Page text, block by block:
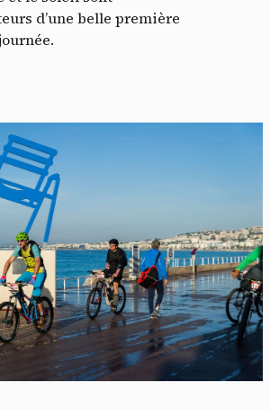
d’une belle première